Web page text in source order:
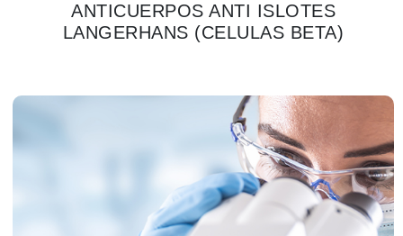
ANTICUERPOS ANTI ISLOTES
LANGERHANS (CELULAS BETA)